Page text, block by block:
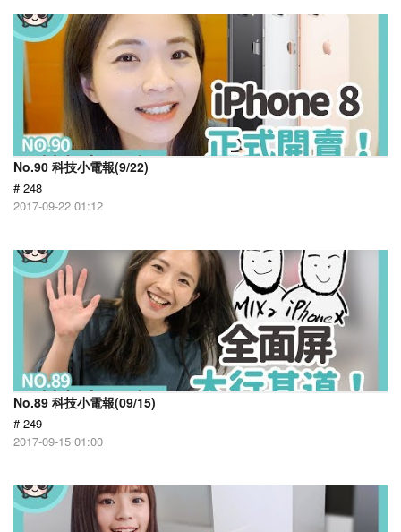
No.90 科技小電報(9/22)
# 248
2017-09-22 01:12
No.89 科技小電報(09/15)
# 249
2017-09-15 01:00